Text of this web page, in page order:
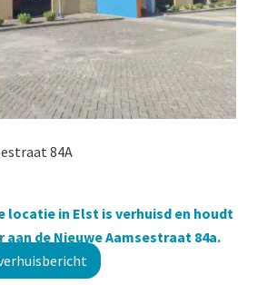
84A
locatie in Elst is verhuisd en houdt
aan de Nieuwe Aamsestraat 84a.